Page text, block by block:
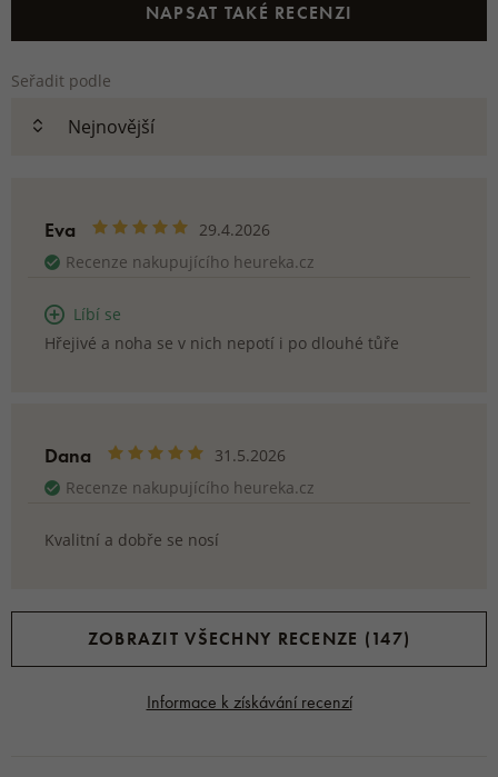
NAPSAT TAKÉ RECENZI
Seřadit podle
Eva
29.4.2026
Recenze nakupujícího heureka.cz
Líbí se
Hřejivé a noha se v nich nepotí i po dlouhé tůře
Dana
31.5.2026
Recenze nakupujícího heureka.cz
Kvalitní a dobře se nosí
ZOBRAZIT VŠECHNY RECENZE (147)
Informace k získávání recenzí